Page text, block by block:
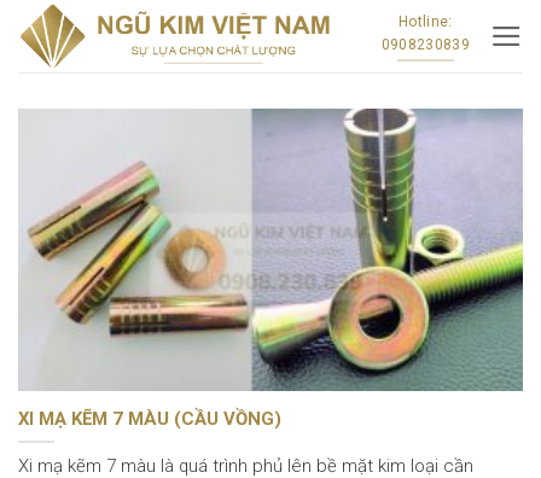
Skip
Hotline:
0908230839
XI MẠ KẼM 7 MÀU (CẦU VỒNG)
Xi mạ kẽm 7 màu là quá trình phủ lên bề mặt kim loại cần